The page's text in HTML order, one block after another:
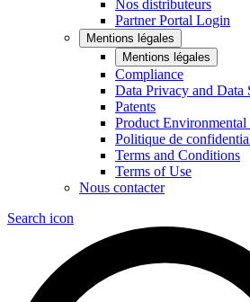
Nos distributeurs
Partner Portal Login
Mentions légales
Mentions légales
Compliance
Data Privacy and Data
Patents
Product
Politique de
Terms and Conditions
Terms of Use
Nous contacter
Search icon